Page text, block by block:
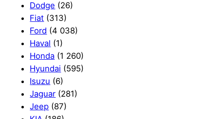
Dodge (26)
Fiat (313)
Ford (4 038)
Haval (1)
Honda (1 260)
Hyundai (595)
Isuzu (6)
Jaguar (281)
Jeep (87)